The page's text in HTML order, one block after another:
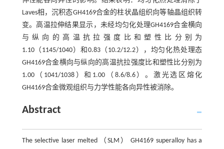
Laves相，沉积态GH4169合金的柱状晶组织向等轴晶组织转
变。高温拉伸结果显示，未经均匀化处理GH4169合金横向
与纵向的高温抗拉强度比和塑性比分别为
1.10（1145/1040）和0.83（10.2/12.2），均匀化热处理态
GH4169合金横向与纵向的高温抗拉强度比和塑性比分别为
1.00（1041/1038）和1.00（8.6/8.6）。激光选区熔化
GH4169合金微观组织与力学性能各向异性被消除。
Abstract
The selective laser melted （SLM） GH4169 superalloy has a